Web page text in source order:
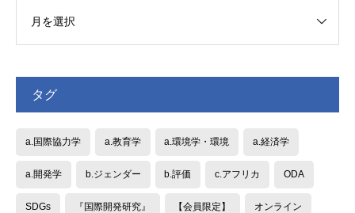
タグ
a.国際協力学 a.教育学 a.環境学・環境 a.経済学
a.開発学 b.ジェンダー b.評価 c.アフリカ ODA
SDGs 『国際開発研究』 【会員限定】 オンライン